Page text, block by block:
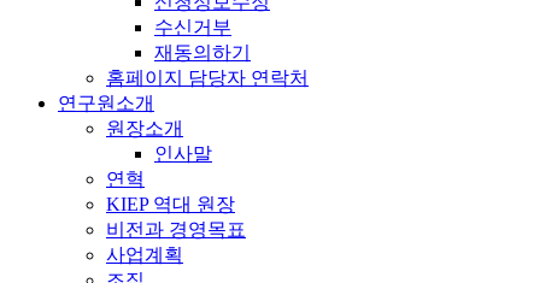
수신거부
재동의하기
홈페이지 담당자 연락처
연구원소개
원장소개
인사말
연혁
KIEP 역대 원장
비전과 경영목표
사업계획